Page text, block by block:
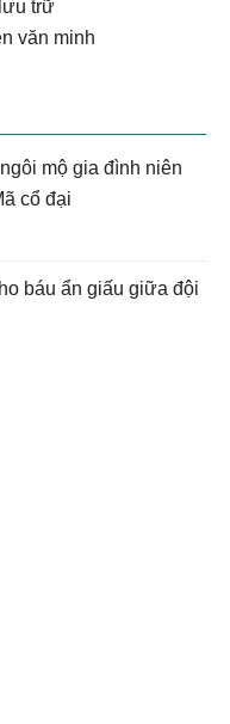
lưu trữ
văn minh
mộ gia đình niên
cổ đại
báu ẩn giấu giữa đội